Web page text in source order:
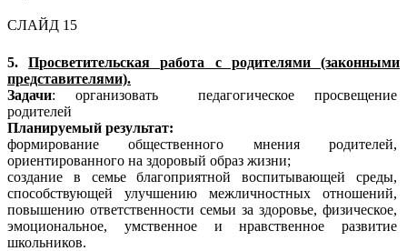
СЛАЙД 15
5.Просветительская работа с родителями (законными
представителями).
Задачи: организовать педагогическое просвещение
родителей
Планируемый результат:
формирование общественного мнения родителей,
ориентированного на здоровый образ жизни;
создание в семье благоприятной воспитывающей среды,
способствующей улучшению межличностных отношений,
повышению ответственности семьи за здоровье, физическое,
эмоциональное, умственное и нравственное развитие
школьников.